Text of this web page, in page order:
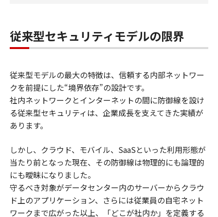
従来型セキュリティモデルの限界
従来型モデルの最大の特徴は、信頼する内部ネットワー
クを前提にした“境界依存”の設計です。
社内ネットワークとインターネットの間に防御線を設け
る従来型セキュリティは、企業成長を支えてきた実績が
あります。
しかし、クラウド、モバイル、SaaSといった利用形態が
当たり前となった現在、その防御線は物理的にも論理的
にも曖昧になりました。
守るべき対象がデータセンター内のサーバーからクラウ
ド上のアプリケーション、さらには従業員の自宅ネット
ワークまで広がった以上、「どこが社内か」を定義する